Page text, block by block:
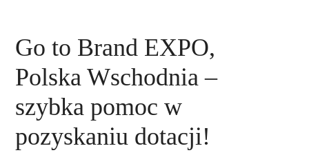
DORADZTWO
PLAN ROZWOJU EKSPORTU
PROEXIO
Go to Brand EXPO,
Polska Wschodnia –
szybka pomoc w
pozyskaniu dotacji!